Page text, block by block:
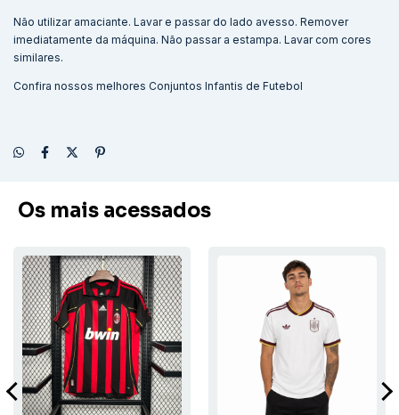
Não utilizar amaciante. Lavar e passar do lado avesso. Remover
imediatamente da máquina. Não passar a estampa. Lavar com cores
similares.
Confira nossos melhores Conjuntos Infantis de Futebol
Os mais acessados